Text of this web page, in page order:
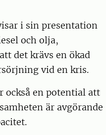
i sin presentation
och olja,
det krävs en ökad
vid en kris.
också en potential att
är avgörande